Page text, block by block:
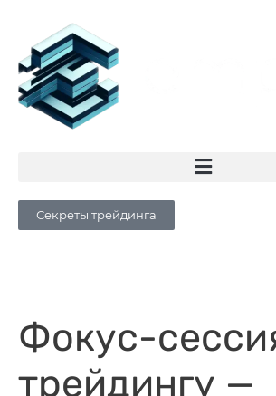
Секреты трейдинга
Фокус-
трейдингу —